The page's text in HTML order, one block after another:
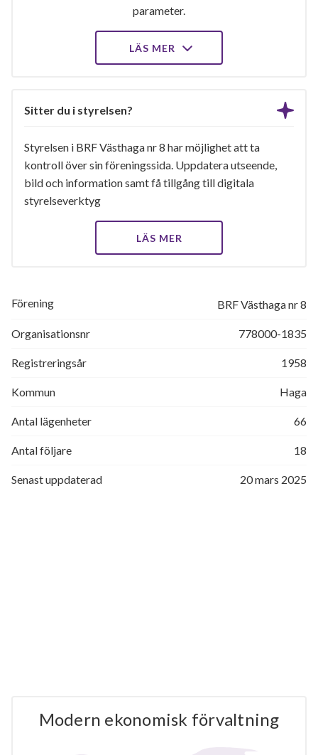
parameter.
LÄS MER
Sitter du i styrelsen?
Styrelsen i BRF Västhaga nr 8 har möjlighet att ta
kontroll över sin föreningssida. Uppdatera utseende,
bild och information samt få tillgång till digitala
styrelseverktyg
LÄS MER
Förening BRF Västhaga nr 8
Organisationsnr 778000-1835
Registreringsår 1958
Kommun Haga
Antal lägenheter 66
Antal följare 18
Senast uppdaterad 20 mars 2025
Modern ekonomisk förvaltning